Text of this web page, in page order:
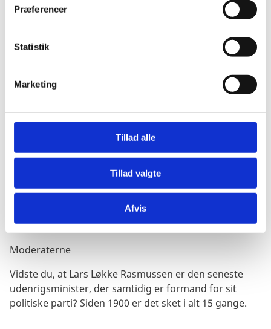
Præferencer
Statistik
Marketing
Tillad alle
Tillad valgte
Afvis
76. Anders Samuelsen
Socialdemokratiet
78. Lars Løkke Rasmussen
15.12.2022 - nu
Moderaterne
Vidste du, at Lars Løkke Rasmussen er den seneste
udenrigsminister, der samtidig er formand for sit
politiske parti? Siden 1900 er det sket i alt 15 gange.